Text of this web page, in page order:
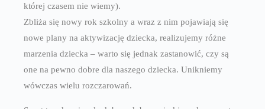
której czasem nie wiemy).
Zbliża się nowy rok szkolny a wraz z nim pojawiają się
nowe plany na aktywizację dziecka, realizujemy różne
marzenia dziecka – warto się jednak zastanowić, czy są
one na pewno dobre dla naszego dziecka. Unikniemy
wówczas wielu rozczarowań.